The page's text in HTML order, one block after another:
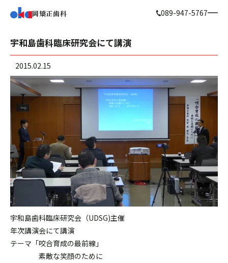
岡矯正歯科 089-947-5767
宇和島歯科臨床研究会にて講演
2015.02.15
宇和島歯科臨床研究会（UDSG)主催
年次講演会にて講演
テーマ「咬合育成の最前線」
素敵な笑顔のために